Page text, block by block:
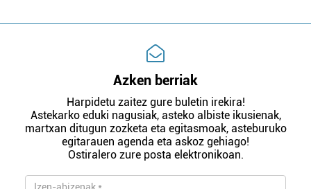
Azken berriak
Harpidetu zaitez gure buletin irekira!
Astekarko eduki nagusiak, asteko albiste ikusienak,
martxan ditugun zozketa eta egitasmoak, asteburuko
egitarauen agenda eta askoz gehiago!
Ostiralero zure posta elektronikoan.